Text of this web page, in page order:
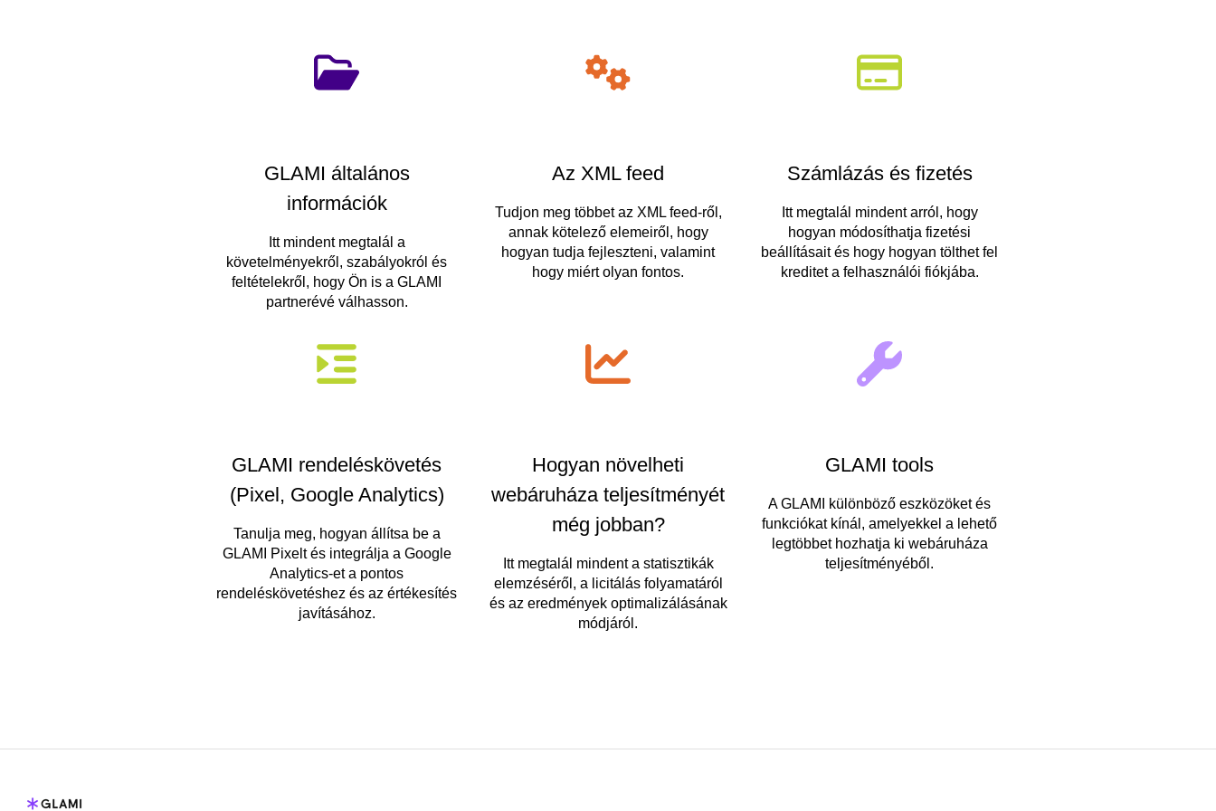
GLAMI általános
információk
Itt mindent megtalál a
követelményekről, szabályokról és
feltételekről, hogy Ön is a GLAMI
partnerévé válhasson.
Az XML feed
Tudjon meg többet az XML feed-ről,
annak kötelező elemeiről, hogy
hogyan tudja fejleszteni, valamint
hogy miért olyan fontos.
Számlázás és fizetés
Itt megtalál mindent arról, hogy
hogyan módosíthatja fizetési
beállításait és hogy hogyan tölthet fel
kreditet a felhasználói fiókjába.
GLAMI rendeléskövetés
(Pixel, Google Analytics)
Tanulja meg, hogyan állítsa be a
GLAMI Pixelt és integrálja a Google
Analytics-et a pontos
rendeléskövetéshez és az értékesítés
javításához.
Hogyan növelheti
webáruháza teljesítményét
még jobban?
Itt megtalál mindent a statisztikák
elemzéséről, a licitálás folyamatáról
és az eredmények optimalizálásának
módjáról.
GLAMI tools
A GLAMI különböző eszközöket és
funkciókat kínál, amelyekkel a lehető
legtöbbet hozhatja ki webáruháza
teljesítményéből.